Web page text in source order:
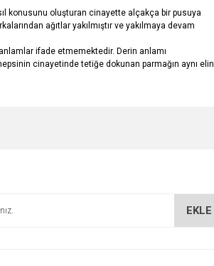
konusunu oluşturan cinayette alçakça bir pusuya
ağıtlar yakılmıştır ve yakılmaya devam
ifade etmemektedir. Derin anlamı
cinayetinde tetiğe dokunan parmağın aynı elin
EKLE